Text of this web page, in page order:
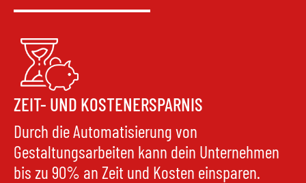
ZEIT- UND KOSTENERSPARNIS
Durch die Automatisierung von
Gestaltungsarbeiten kann dein Unternehmen
bis zu 90% an Zeit und Kosten einsparen.